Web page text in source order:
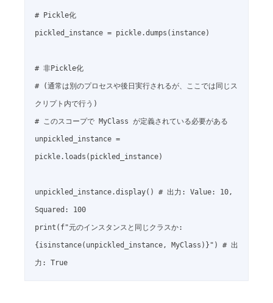
# Pickle化
pickled_instance = pickle.dumps(instance)
# 非Pickle化
# (通常は別のプロセスや後日実行されるが、ここでは同じス
クリプト内で行う)
# このスコープで MyClass が定義されている必要がある
unpickled_instance =
pickle.loads(pickled_instance)
unpickled_instance.display() # 出力: Value: 10,
Squared: 100
print(f"元のインスタンスと同じクラスか:
{isinstance(unpickled_instance, MyClass)}") # 出